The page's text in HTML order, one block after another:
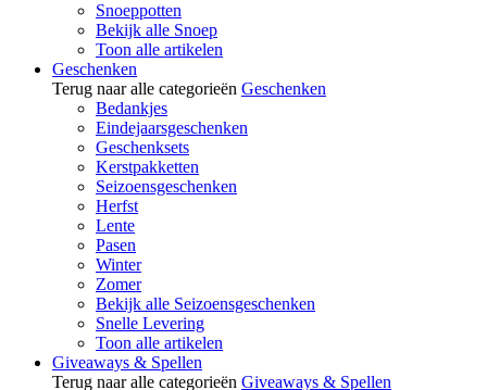
Snoeppotten
Bekijk alle Snoep
Toon alle artikelen
Geschenken
Terug naar alle categorieën Geschenken
Bedankjes
Eindejaarsgeschenken
Geschenksets
Kerstpakketten
Seizoensgeschenken
Herfst
Lente
Pasen
Winter
Zomer
Bekijk alle Seizoensgeschenken
Snelle Levering
Toon alle artikelen
Giveaways & Spellen
Terug naar alle categorieën Giveaways & Spellen